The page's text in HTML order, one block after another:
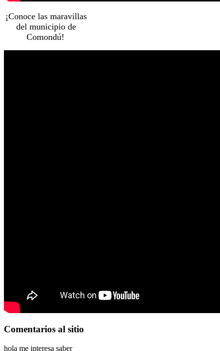
¡Conoce las maravillas
del municipio de
Comondú!
Comentarios al sitio
hola me interesa saber